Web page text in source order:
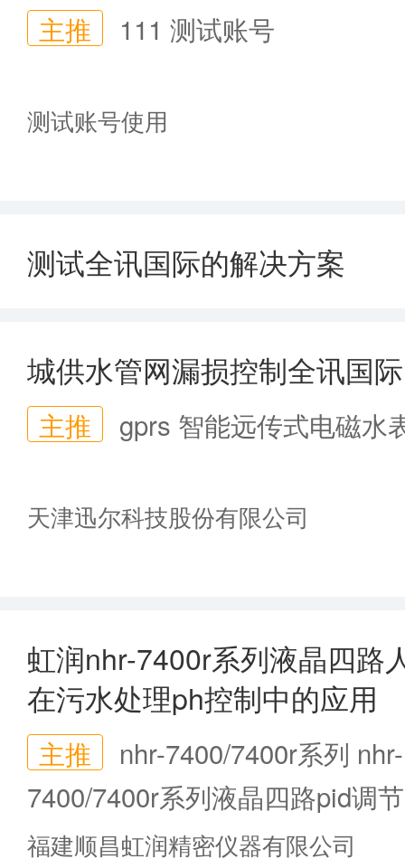
主推 111 测试账号
测试账号使用
测试全讯国际的解决方案
城供水管网漏损控制全讯国
主推 gprs 智能远传式电磁水
天津迅尔科技股份有限公司
虹润nhr-7400r系列液晶四路
在污水处理ph控制中的应用
主推
nhr-7400/7400r系列 nhr-
7400/7400r系列液晶四路pid调
节记录仪
福建顺昌虹润精密仪器有限公司